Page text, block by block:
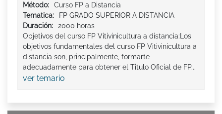
Método:
Curso FP a Distancia
Tematica:
FP GRADO SUPERIOR A DISTANCIA
Duración:
2000 horas
Objetivos del curso FP Vitivinicultura a distancia:Los
objetivos fundamentales del curso FP Vitivinicultura a
distancia son, principalmente, formarte
adecuadamente para obtener el Titulo Oficial de FP...
ver temario